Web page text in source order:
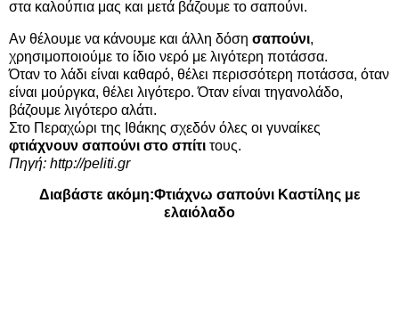
στα καλούπια μας και μετά βάζουμε το σαπούνι.
Αν θέλουμε να κάνουμε και άλλη δόση σαπούνι,
χρησιμοποιούμε το ίδιο νερό με λιγότερη ποτάσσα.
Όταν το λάδι είναι καθαρό, θέλει περισσότερη ποτάσσα, όταν
είναι μούργκα, θέλει λιγότερο. Όταν είναι τηγανολάδο,
βάζουμε λιγότερο αλάτι.
Στο Περαχώρι της Ιθάκης σχεδόν όλες οι γυναίκες
φτιάχνουν σαπούνι στο σπίτι τους.
Πηγή: http://peliti.gr
Διαβάστε ακόμη:Φτιάχνω σαπούνι Καστίλης με
ελαιόλαδο